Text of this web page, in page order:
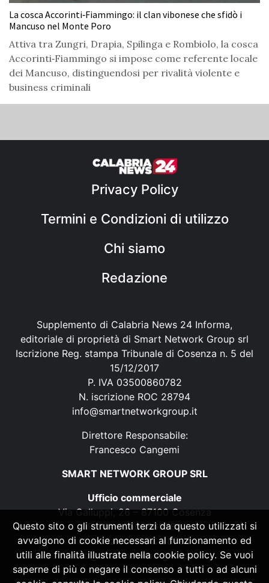
La cosca Accorinti‑Fiammingo: il clan vibonese che sfidò i
Mancuso nel Monte Poro
Attiva tra Zungri, Drapia, Spilinga e Rombiolo, la cosca
Accorinti‑Fiammingo si impose come referente locale
dei Mancuso, distinguendosi per rivalità violente e
business criminali
Privacy Policy
Termini e Condizioni di utilizzo
Chi siamo
Redazione
Supplemento di Calabria News 24 Informa,
editoriale di proprietà di Smart Network Group srl
Iscrizione Reg. stampa Tribunale di Cosenza n. 5 del
15/12/2017
P. IVA 03500860782
N. iscrizione ROC 28794
info@smartnetworkgroup.it
Direttore Responsabile:
Francesco Cangemi
SMART NETWORK GROUP SRL
Ufficio commerciale
Via Galluppi, 26 – 87100 Cosenza
P. IVA 03500860782
N. iscrizione ROC 28794
info@smartnetworkgroup.it
Questo sito o gli strumenti terzi da questo utilizzati si
avvalgono di cookie necessari al funzionamento ed
utili alle finalità illustrate nella cookie policy. Se vuoi
saperne di più o negare il consenso a tutti o ad alcuni